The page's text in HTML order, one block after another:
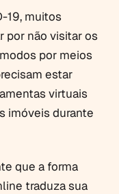
19, muitos
por não visitar os
por meios
estar
virtuais
imóveis durante
que a forma
traduza sua